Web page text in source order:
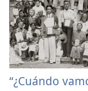
“¿Cuándo